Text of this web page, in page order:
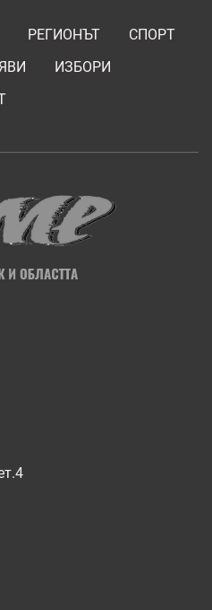
РЕГИОНЪТ
СПОРТ
ИЗБОРИ